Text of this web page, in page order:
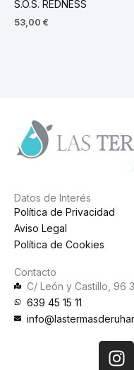
S.O.S. REDNESS
53,00 €
Datos de Interés
Política de Privacidad
Aviso Legal
Política de Cookies
Contacto
C/ León y Castillo, 96
639 45 15 11
I